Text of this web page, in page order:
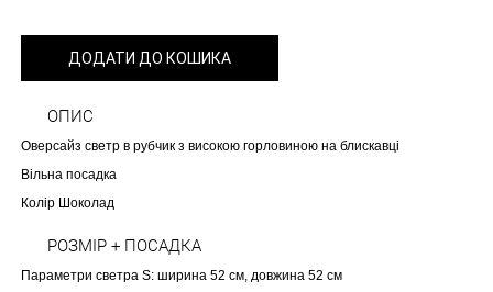
ДОДАТИ ДО КОШИКА
ОПИС
Oверсайз светр в рубчик з високою горловиною на блискавці
Вільна посадка
Колір Шоколад
РОЗМІР + ПОСАДКА
Параметри светра S: ширина 52 см, довжина 52 см